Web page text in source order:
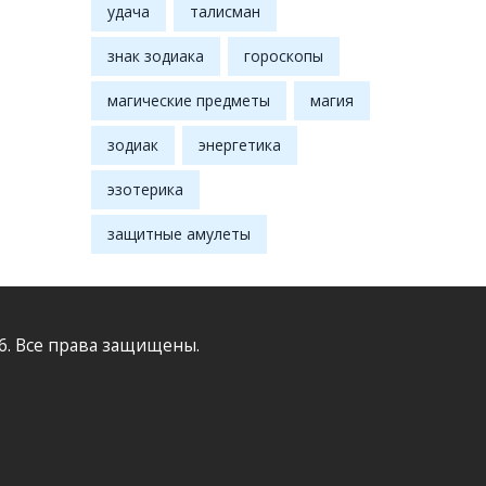
удача талисман
знак зодиака гороскопы
магические предметы магия
зодиак энергетика
эзотерика
защитные амулеты
Все права защищены.